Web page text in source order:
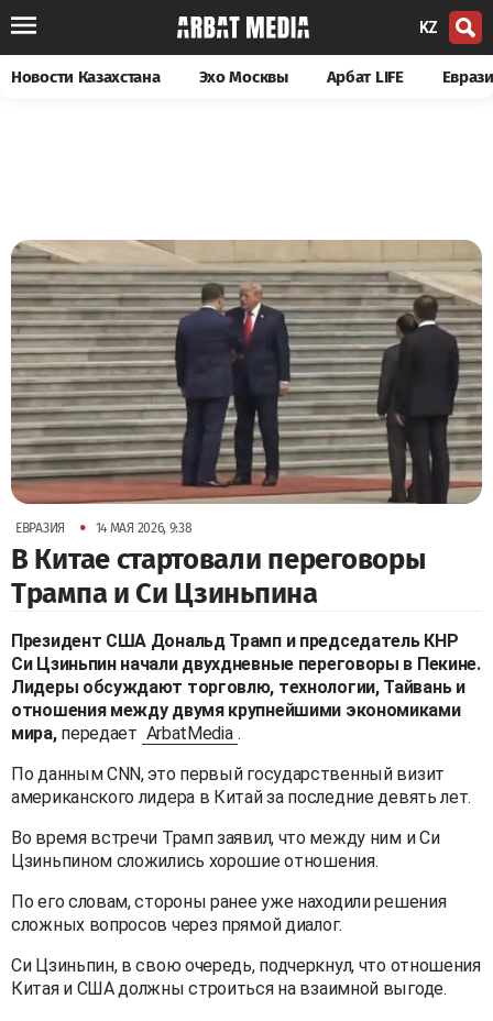
KZ
Новости Казахстана Эхо Москвы Арбат LIFE
ЕВРАЗИЯ • 14 МАЯ 2026, 9:38
В Китае стартовали переговоры
Трампа и Си Цзиньпина
Президент США Дональд Трамп и председатель КНР
Си Цзиньпин начали двухдневные переговоры в Пекине.
Лидеры обсуждают торговлю, технологии, Тайвань и
отношения между двумя крупнейшими экономиками
мира,передает ArbatMedia .
По данным CNN, это первый государственный визит
американского лидера в Китай за последние девять лет.
Во время встречи Трамп заявил, что между ним и Си
Цзиньпином сложились хорошие отношения.
По его словам, стороны ранее уже находили решения
сложных вопросов через прямой диалог.
Си Цзиньпин, в свою очередь, подчеркнул, что отношения
Китая и США должны строиться на взаимной выгоде.